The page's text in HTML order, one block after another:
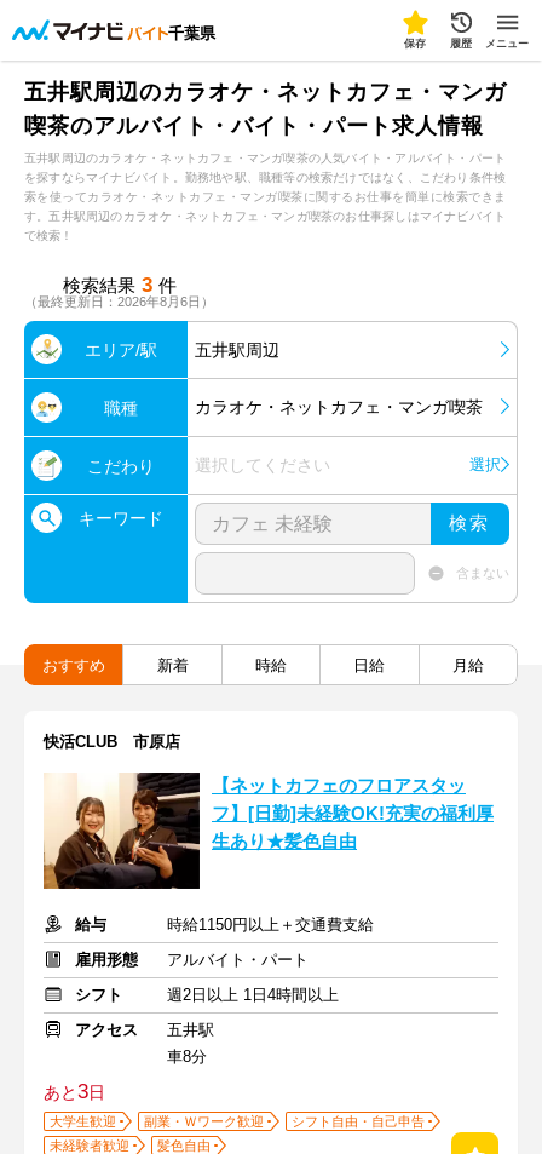
千葉県
保存 履歴 メニュー
五井駅周辺のカラオケ・ネットカフェ・マンガ
喫茶のアルバイト・バイト・パート求人情報
五井駅周辺のカラオケ・ネットカフェ・マンガ喫茶の人気バイト・アルバイト・パート
を探すならマイナビバイト。勤務地や駅、職種等の検索だけではなく、こだわり条件検
索を使ってカラオケ・ネットカフェ・マンガ喫茶に関するお仕事を簡単に検索できま
す。五井駅周辺のカラオケ・ネットカフェ・マンガ喫茶のお仕事探しはマイナビバイト
で検索！
検索結果 3 件
（最終更新日：2026年8月6日）
エリア/駅 五井駅周辺
職種 カラオケ・ネットカフェ・マンガ喫茶
こだわり 選択してください 選択
キーワード 検索
含まない
おすすめ 新着 時給 日給 月給
快活CLUB 市原店
【ネットカフェのフロアスタッ
フ】[日勤]未経験OK!充実の福利厚
生あり★髪色自由
給与
時給1150円以上＋交通費支給
雇用形態
アルバイト・パート
シフト
週2日以上 1日4時間以上
アクセス
五井駅
車8分
あと3日
大学生歓迎 副業・Ｗワーク歓迎
シフト自由・自己申告
未経験者歓迎
髪色自由